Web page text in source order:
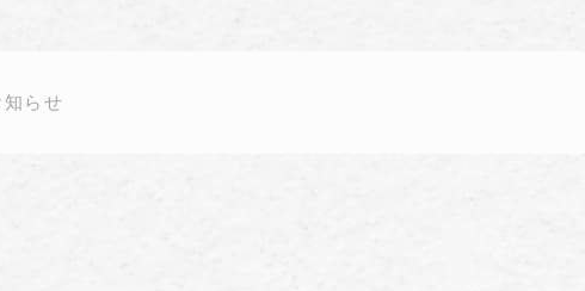
知らせ